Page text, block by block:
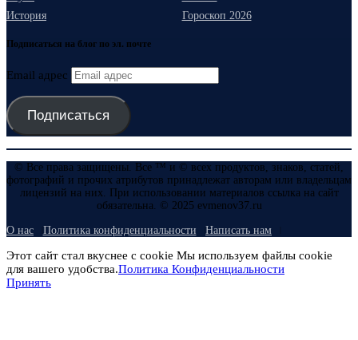
История
Гороскоп 2026
Подписаться на блог по эл. почте
Email адрес
Подписаться
© Все права защищены. Все ™ и © всех продуктов, знаков, статей,
фотографий и прочих атрибутов принадлежат авторам или владельцам
лицензий на них. При использовании материалов ссылка на сайт
обязательна. © 2025 evmenov37.ru
О нас Политика конфиденциальности Написать нам
Этот сайт стал вкуснее с cookie Мы используем файлы cookie
для вашего удобства.Политика Конфиденциальности
Принять